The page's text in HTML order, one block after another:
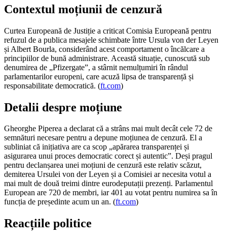
Contextul moțiunii de cenzură
Curtea Europeană de Justiție a criticat Comisia Europeană pentru
refuzul de a publica mesajele schimbate între Ursula von der Leyen
și Albert Bourla, considerând acest comportament o încălcare a
principiilor de bună administrare. Această situație, cunoscută sub
denumirea de „Pfizergate”, a stârnit nemulțumiri în rândul
parlamentarilor europeni, care acuză lipsa de transparență și
responsabilitate democratică. (ft.com)
Detalii despre moțiune
Gheorghe Piperea a declarat că a strâns mai mult decât cele 72 de
semnături necesare pentru a depune moțiunea de cenzură. El a
subliniat că inițiativa are ca scop „apărarea transparenței și
asigurarea unui proces democratic corect și autentic”. Deși pragul
pentru declanșarea unei moțiuni de cenzură este relativ scăzut,
demiterea Ursulei von der Leyen și a Comisiei ar necesita votul a
mai mult de două treimi dintre eurodeputații prezenți. Parlamentul
European are 720 de membri, iar 401 au votat pentru numirea sa în
funcția de președinte acum un an. (ft.com)
Reacțiile politice